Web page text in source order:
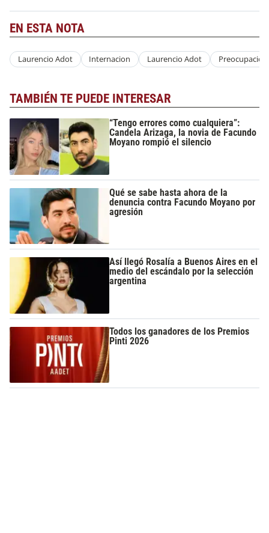
EN ESTA NOTA
Laurencio Adot Internacion Laurencio Adot Preocupacion
TAMBIÉN TE PUEDE INTERESAR
“Tengo errores como cualquiera”:
Candela Arizaga, la novia de Facundo
Moyano rompió el silencio
Qué se sabe hasta ahora de la
denuncia contra Facundo Moyano por
agresión
Así llegó Rosalía a Buenos Aires en el
medio del escándalo por la selección
argentina
Todos los ganadores de los Premios
Pinti 2026